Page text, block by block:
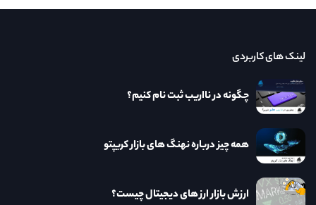
لینک های کاربردی
چگونه در نااریب ثبت نام کنیم؟
همه چیز درباره نهنگ های بازار کریپتو
ارزش بازار ارز های دیجیتال چیست؟